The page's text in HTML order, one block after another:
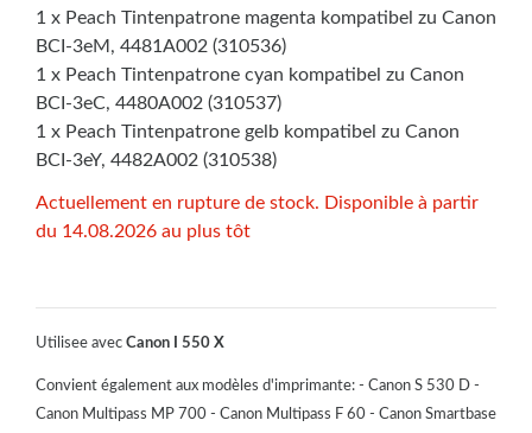
1 x Peach Tintenpatrone magenta kompatibel zu Canon
BCI-3eM, 4481A002 (310536)
1 x Peach Tintenpatrone cyan kompatibel zu Canon
BCI-3eC, 4480A002 (310537)
1 x Peach Tintenpatrone gelb kompatibel zu Canon
BCI-3eY, 4482A002 (310538)
Actuellement en rupture de stock. Disponible à partir
du 14.08.2026 au plus tôt
Utilisee avec Canon I 550 X
Convient également aux modèles d'imprimante: - Canon S 530 D -
Canon Multipass MP 700 - Canon Multipass F 60 - Canon Smartbase